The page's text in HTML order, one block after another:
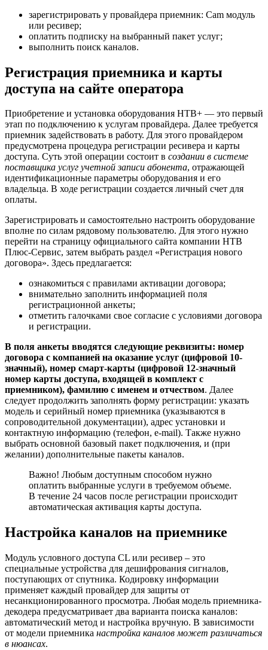
зарегистрировать у провайдера приемник: Cam модуль
или ресивер;
оплатить подписку на выбранный пакет услуг;
выполнить поиск каналов.
Регистрация приемника и карты
доступа на сайте оператора
Приобретение и установка оборудования НТВ+ — это первый
этап по подключению к услугам провайдера. Далее требуется
приемник задействовать в работу. Для этого провайдером
предусмотрена процедура регистрации ресивера и карты
доступа. Суть этой операции состоит в создании в системе
поставщика услуг учетной записи абонента, отражающей
идентификационные параметры оборудования и его
владельца. В ходе регистрации создается личный счет для
оплаты.
Зарегистрировать и самостоятельно настроить оборудование
вполне по силам рядовому пользователю. Для этого нужно
перейти на страницу официального сайта компании НТВ
Плюс-Сервис, затем выбрать раздел «Регистрация нового
договора». Здесь предлагается:
ознакомиться с правилами активации договора;
внимательно заполнить информацией поля
регистрационной анкеты;
отметить галочками свое согласие с условиями договора
и регистрации.
В поля анкеты вводятся следующие реквизиты: номер
договора с компанией на оказание услуг (цифровой 10-
значный), номер смарт-карты (цифровой 12-значный
номер карты доступа, входящей в комплект с
приемником), фамилию с именем и отчеством. Далее
следует продолжить заполнять форму регистрации: указать
модель и серийный номер приемника (указываются в
сопроводительной документации), адрес установки и
контактную информацию (телефон, e-mail). Также нужно
выбрать основной базовый пакет подключения, и (при
желании) дополнительные пакеты каналов.
Важно! Любым доступным способом нужно
оплатить выбранные услуги в требуемом объеме.
В течение 24 часов после регистрации происходит
автоматическая активация карты доступа.
Настройка каналов на приемнике
Модуль условного доступа CL или ресивер – это
специальные устройства для дешифрования сигналов,
поступающих от спутника. Кодировку информации
применяет каждый провайдер для защиты от
несанкционированного просмотра. Любая модель приемника-
декодера предусматривает два варианта поиска каналов:
автоматический метод и настройка вручную. В зависимости
от модели приемника настройка каналов может различаться
в нюансах.